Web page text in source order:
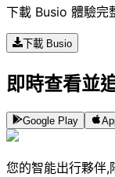
下載 Busio 體驗完
下載 Busio
即時查看並
Google Play
您的智能出行夥伴,